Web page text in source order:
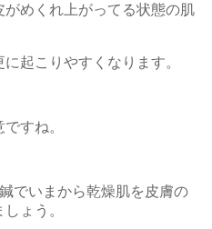
めくれ上がってる状態の肌
起こりやすくなります。
すね。
でいまから乾燥肌を皮膚の
ょう。